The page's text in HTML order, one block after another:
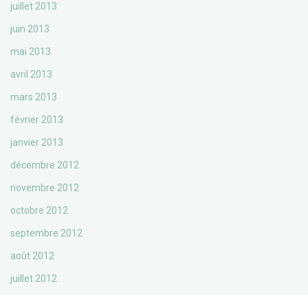
juillet 2013
juin 2013
mai 2013
avril 2013
mars 2013
février 2013
janvier 2013
décembre 2012
novembre 2012
octobre 2012
septembre 2012
août 2012
juillet 2012